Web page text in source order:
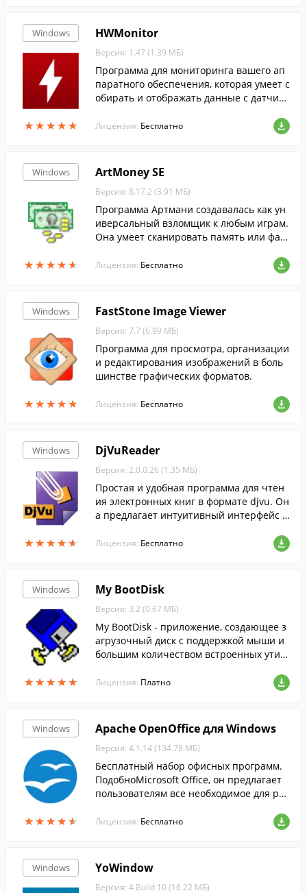
Windows
★★★★★
★★★★★
HWMonitor
Версия: 1.47 (1.39 МБ)
Программа для мониторинга вашего ап
паратного обеспечения, которая умеет с
обирать и отображать данные с датчико
вентиляторов.
Лицензия: Бесплатно
Windows
★★★★★
★★★★★
ArtMoney SE
Версия: 8.17.2 (3.91 МБ)
Программа Артмани создавалась как ун
иверсальный взломщик к любым играм.
Она умеет сканировать память или фай
ных значений. Имеется поддержка русс
Лицензия: Бесплатно
Windows
★★★★★
★★★★★
FastStone Image Viewer
Версия: 7.7 (6.99 МБ)
Программа для просмотра, организации
и редактирования изображений в боль
шинстве графических форматов.
Лицензия: Бесплатно
Windows
★★★★★
★★★★★
DjVuReader
Версия: 2.0.0.26 (1.35 МБ)
Простая и удобная программа для чтен
ия электронных книг в формате djvu. Он
а предлагает интуитивный интерфейс с
ражения страниц....
Лицензия: Бесплатно
Windows
★★★★★
★★★★★
My BootDisk
Версия: 3.2 (0.67 МБ)
My BootDisk - приложение, создающее з
агрузочный диск с поддержкой мыши и
большим количеством встроенных утил
Лицензия: Платно
Windows
★★★★★
★★★★★
Apache OpenOffice для Windows
Версия: 4.1.14 (134.78 МБ)
Бесплатный набор офисных программ.
ПодобноMicrosoft Office, он предлагает
пользователям все необходимое для раб
Лицензия: Бесплатно
Windows YoWindow
Версия: 4 Build 10 (16.22 МБ)